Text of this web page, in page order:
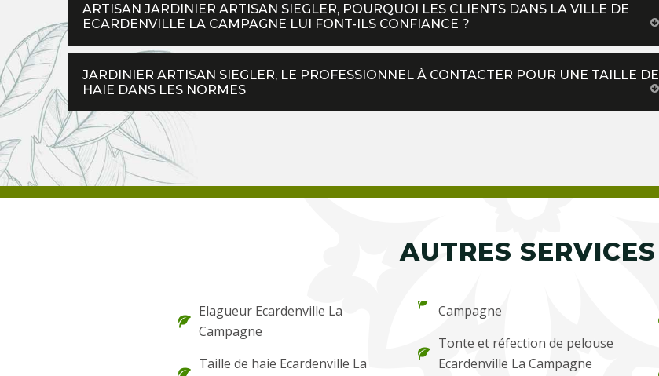
ARTISAN JARDINIER ARTISAN SIEGLER, POURQUOI LES CLIENTS DANS LA VILLE DE
ECARDENVILLE LA CAMPAGNE LUI FONT-ILS CONFIANCE ?
JARDINIER ARTISAN SIEGLER, LE PROFESSIONNEL À CONTACTER POUR UNE TAILLE DE
HAIE DANS LES NORMES
AUTRES SERVICES
Elagueur Ecardenville La
Campagne
Taille de haie Ecardenville La
Campagne
Tonte et réfection de pelouse
Ecardenville La Campagne